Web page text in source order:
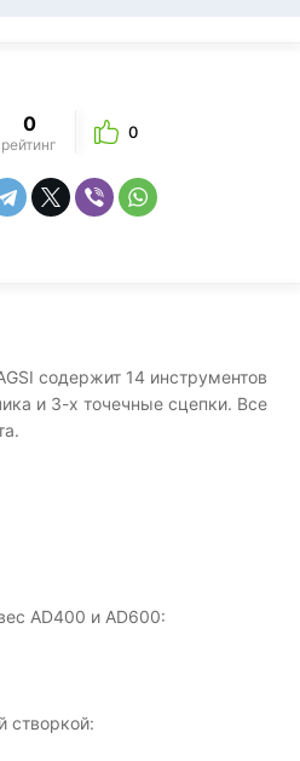
0
рейтинг
0
содержит 14 инструментов
и 3-х точечные сцепки. Все
AD400 и AD600:
створкой: